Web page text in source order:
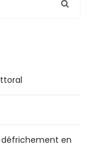
défrichement en